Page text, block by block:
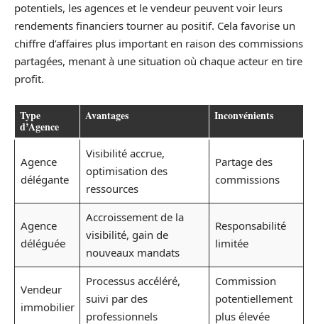
potentiels, les agences et le vendeur peuvent voir leurs
rendements financiers tourner au positif. Cela favorise un
chiffre d’affaires plus important en raison des commissions
partagées, menant à une situation où chaque acteur en tire
profit.
Type
d’Agence
Avantages Inconvénients
Agence
délégante
Visibilité accrue,
optimisation des
ressources
Partage des
commissions
Agence
déléguée
Accroissement de la
visibilité, gain de
nouveaux mandats
Responsabilité
limitée
Vendeur
immobilier
Processus accéléré,
suivi par des
professionnels
Commission
potentiellement
plus élevée